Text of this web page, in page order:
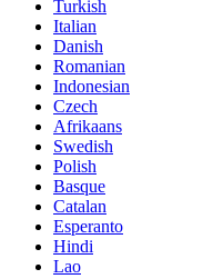
Turkish
Italian
Danish
Romanian
Indonesian
Czech
Afrikaans
Swedish
Polish
Basque
Catalan
Esperanto
Hindi
Lao